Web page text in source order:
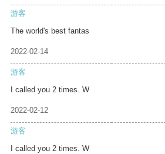
游客
The world's best fantas
2022-02-14
游客
I called you 2 times. W
2022-02-12
游客
I called you 2 times. W